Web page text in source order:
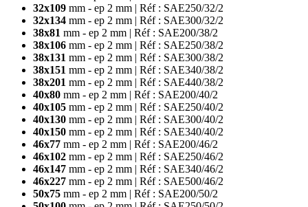
32x109 mm - ep 2 mm | Réf : SAE250/32/2
32x134 mm - ep 2 mm | Réf : SAE300/32/2
38x81 mm - ep 2 mm | Réf : SAE200/38/2
38x106 mm - ep 2 mm | Réf : SAE250/38/2
38x131 mm - ep 2 mm | Réf : SAE300/38/2
38x151 mm - ep 2 mm | Réf : SAE340/38/2
38x201 mm - ep 2 mm | Réf : SAE440/38/2
40x80 mm - ep 2 mm | Réf : SAE200/40/2
40x105 mm - ep 2 mm | Réf : SAE250/40/2
40x130 mm - ep 2 mm | Réf : SAE300/40/2
40x150 mm - ep 2 mm | Réf : SAE340/40/2
46x77 mm - ep 2 mm | Réf : SAE200/46/2
46x102 mm - ep 2 mm | Réf : SAE250/46/2
46x147 mm - ep 2 mm | Réf : SAE340/46/2
46x227 mm - ep 2 mm | Réf : SAE500/46/2
50x75 mm - ep 2 mm | Réf : SAE200/50/2